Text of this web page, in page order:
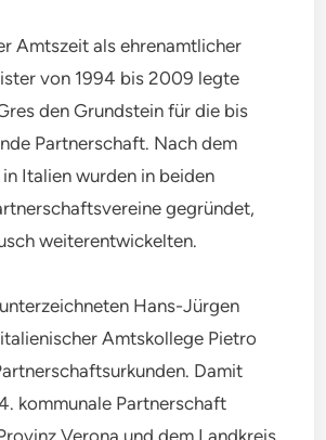
Amtszeit als ehrenamtlicher
von 1994 bis 2009 legte
den Grundstein für die bis
Partnerschaft. Nach dem
Italien wurden in beiden
gegründet,
weiterentwickelten.
Hans-Jürgen
Amtskollege Pietro
Damit
kommunale Partnerschaft
Verona und dem Landkreis